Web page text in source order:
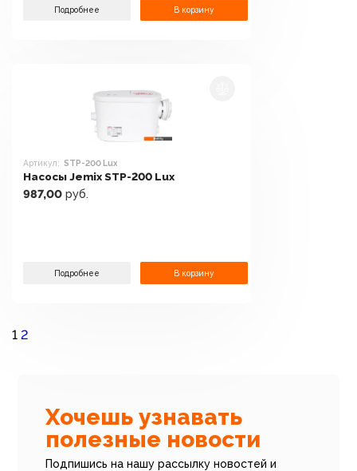
Подробнее В корзину
Артикул: STP-200 Lux
Насосы Jemix STP-200 Lux
987,00 руб.
Подробнее В корзину
1 2
Хочешь узнавать
полезные новости
Подпишись на нашу рассылку новостей и